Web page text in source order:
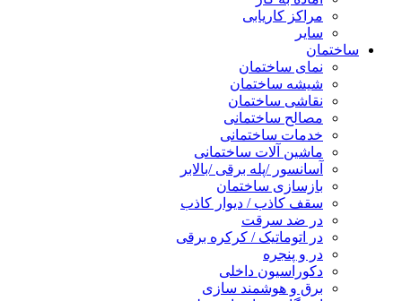
مراکز کاریابی
سایر
ساختمان
نمای ساختمان
شیشه ساختمان
نقاشی ساختمان
مصالح ساختمانی
خدمات ساختمانی
ماشین آلات ساختمانی
آسانسور /پله برقی /بالابر
بازسازی ساختمان
سقف کاذب / دیوار کاذب
در ضد سرقت
در اتوماتیک / کرکره برقی
در و پنجره
دکوراسیون داخلی
برق و هوشمند سازی